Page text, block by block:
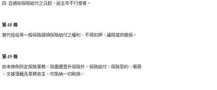
四  自通知保險給付之日起，逾五年不行使者。
第 48 條
替代役役男一般保險請領保險給付之權利，不得扣押、讓與或供擔保。
第 49 條
依本條例所定保險業務，除團體意外保險外，保險給付、保險契約、帳冊
、文據簿籍及業務收支，均免納一切稅捐。